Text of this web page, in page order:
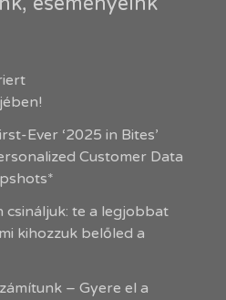
Ever ‘2025 in Bites’
Customer Data
csináljuk: te a legjobbat
kihozzuk belőled a
– Gyere el a